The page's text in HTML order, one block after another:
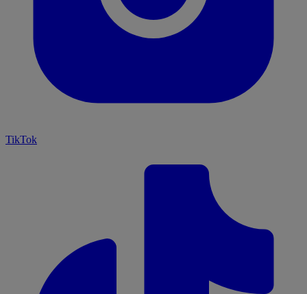
TikTok